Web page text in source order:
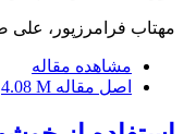
مهتاب فرامرزپور، علی
مشاهده مقاله
اصل مقاله 4.08 M